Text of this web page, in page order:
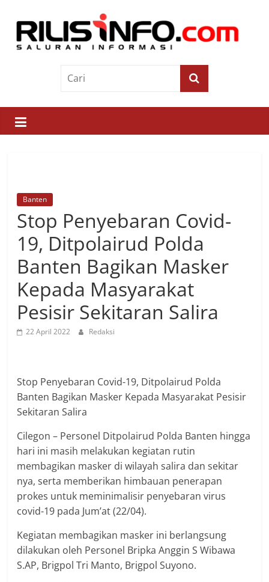
contentRilis
Saluran
Informasi
Banten
Stop Penyebaran Covid-
19, Ditpolairud Polda
Banten Bagikan Masker
Kepada Masyarakat
Pesisir Sekitaran Salira
22 April 2022 Redaksi
Stop Penyebaran Covid-19, Ditpolairud Polda
Banten Bagikan Masker Kepada Masyarakat Pesisir
Sekitaran Salira
Cilegon – Personel Ditpolairud Polda Banten hingga
hari ini masih melakukan kegiatan rutin
membagikan masker di wilayah salira dan sekitar
nya, serta memberikan himbauan penerapan
prokes untuk meminimalisir penyebaran virus
covid-19 pada Jum’at (22/04).
Kegiatan membagikan masker ini berlangsung
dilakukan oleh Personel Bripka Anggin S Wibawa
S.AP, Brigpol Tri Manto, Brigpol Suyono.